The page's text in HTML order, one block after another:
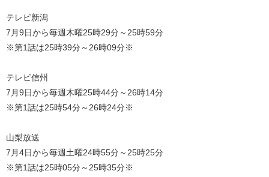
テレビ新潟
7月9日から毎週木曜25時29分～25時59分
※第1話は25時39分～26時09分※
テレビ信州
7月9日から毎週木曜25時44分～26時14分
※第1話は25時54分～26時24分※
山梨放送
7月4日から毎週土曜24時55分～25時25分
※第1話は25時05分～25時35分※